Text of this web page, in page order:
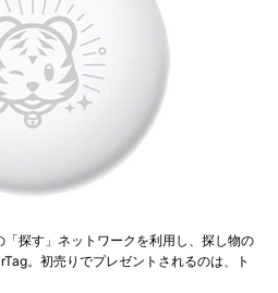
探す」ネットワークを利用し、探し物の
。初売りでプレゼントされるのは、ト